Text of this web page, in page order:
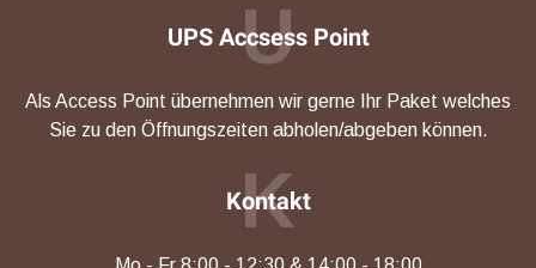
UPS Accsess Point
U
Als Access Point übernehmen wir gerne Ihr Paket welches
Sie zu den Öffnungszeiten abholen/abgeben können.
Kontakt
K